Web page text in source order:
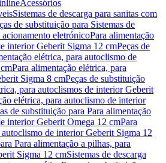
Acessórios
Sistemas de descarga para sanitas com
de substituição para Sistemas de
acionamento eletrónicoPara alimentação
interior Geberit Sigma 12 cmPeças de
elétrica, para autoclismo de
Para alimentação elétrica, para
Sigma 8 cmPeças de substituição
para autoclismos de interior Geberit
elétrica, para autoclismo de interior
de substituição para Para alimentação
interior Geberit Omega 12 cmPara
de interior Geberit Sigma 12
Para alimentação a pilhas, para
Sigma 12 cmSistemas de descarga